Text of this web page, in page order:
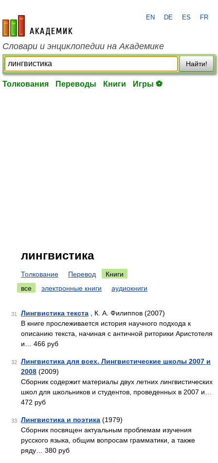
academic.ru
EN DE ES FR
Словари и энциклопедии на Академике
Найти!
Толкования Переводы Книги Игры ⚽
лингвистика
Толкование Перевод
Книги
все
электронные книги аудиокниги
31 Лингвистика текста , К. А. Филиппов (2007)
В книге прослеживается история научного подхода к
описанию текста, начиная с античной риторики Аристотеля
и… 466 руб
32
Лингвистика для всех. Лингвистические школы 2007 и
2008 (2009)
Сборник содержит материалы двух летних лингвистических
школ для школьников и студентов, проведенных в 2007 и…
472 руб
33 Лингвистика и поэтика (1979)
Сборник посвящен актуальным проблемам изучения
русского языка, общим вопросам грамматики, а также
ряду… 380 руб